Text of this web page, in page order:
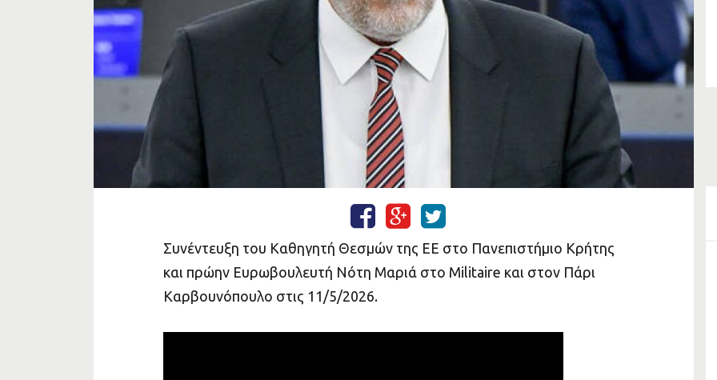
ΣΤΗΡΙΖΩ ΤΟΝ ΑΛΛΟ
Συνέντευξη του Καθηγητή Θεσμών της ΕΕ στο Πανεπιστήμιο Κρήτης
και πρώην Ευρωβουλευτή Νότη Μαριά στο Militaire και στον Πάρι
Καρβουνόπουλο στις 11/5/2026.